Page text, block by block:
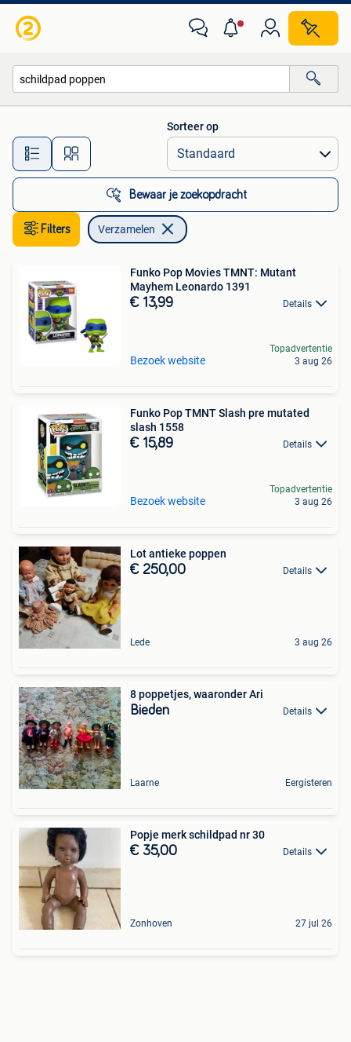
Alle afstanden…
Sorteer op
Bewaar je zoekopdracht
Filters Verzamelen
Funko Pop Movies TMNT: Mutant
Mayhem Leonardo 1391
€ 13,99 Details
Bezoek website
Topadvertentie
3 aug 26
Funko Pop TMNT Slash pre mutated
slash 1558
€ 15,89 Details
Bezoek website
Topadvertentie
3 aug 26
Lot antieke poppen
€ 250,00 Details
Lede 3 aug 26
8 poppetjes, waaronder Ari
Bieden Details
Laarne Eergisteren
Popje merk schildpad nr 30
€ 35,00 Details
Zonhoven 27 jul 26